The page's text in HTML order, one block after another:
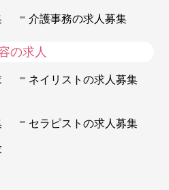
介護事務の求人募集
の求人
ネイリストの求人募集
セラピストの求人募集